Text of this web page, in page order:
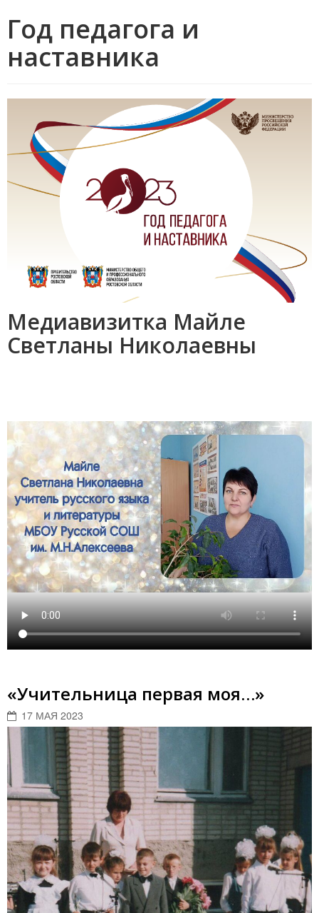
Год педагога и
наставника
Медиавизитка Майле
Светланы Николаевны
«Учительница первая моя…»
17 МАЯ 2023